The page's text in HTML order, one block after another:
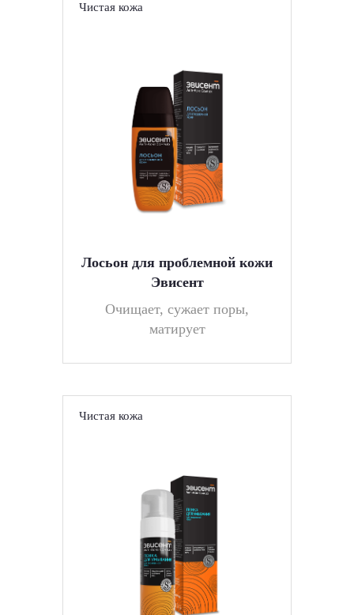
Чистая кожа
Лосьон для проблемной кожи
Эвисент
Очищает, сужает поры,
матирует
Чистая кожа